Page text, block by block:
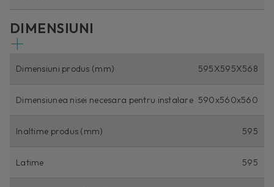
DIMENSIUNI
Dimensiuni produs (mm) 595X595X568
Dimensiunea nisei necesara pentru instalare 590x560x560
Inaltime produs (mm) 595
Latime 595